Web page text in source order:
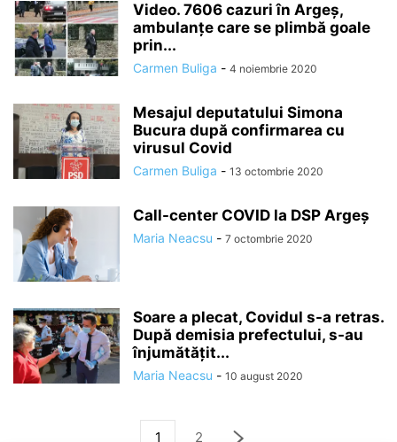
Video. 7606 cazuri în Argeș,
ambulanțe care se plimbă goale
prin...
Carmen Buliga - 4 noiembrie 2020
Mesajul deputatului Simona
Bucura după confirmarea cu
virusul Covid
Carmen Buliga - 13 octombrie 2020
Call-center COVID la DSP Argeș
Maria Neacsu - 7 octombrie 2020
Soare a plecat, Covidul s-a retras.
După demisia prefectului, s-au
înjumătățit...
Maria Neacsu - 10 august 2020
1 2